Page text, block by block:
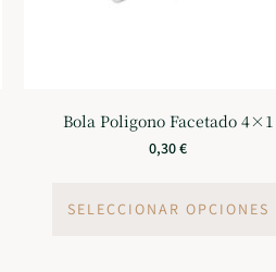
Bola Poligono Facetado 4×1
0,30€
SELECCIONAR OPCIONES